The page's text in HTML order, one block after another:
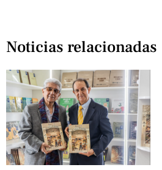
Noticias relacionadas